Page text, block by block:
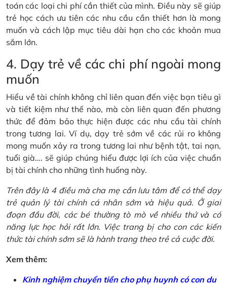
toán các loại chi phí cần thiết của mình. Điều này sẽ giúp
trẻ học cách ưu tiên các nhu cầu cần thiết hơn là mong
muốn và cách lập mục tiêu dài hạn cho các khoản mua
sắm lớn.
4. Dạy trẻ về các chi phí ngoài mong
muốn
Hiểu về tài chính không chỉ liên quan đến việc bạn tiêu gì
và tiết kiệm như thế nào, mà còn liên quan đến phương
thức để đảm bảo thực hiện được các nhu cầu tài chính
trong tương lai. Ví dụ, dạy trẻ sớm về các rủi ro không
mong muốn xảy ra trong tương lai như bệnh tật, tai nạn,
tuổi già…. sẽ giúp chúng hiểu được lợi ích của việc chuẩn
bị tài chính cho những tình huống này.
Trên đây là 4 điều mà cha mẹ cần lưu tâm để có thể dạy
trẻ quản lý tài chính cá nhân sớm và hiệu quả. Ở giai
đoạn đầu đời, các bé thường tò mò về nhiều thứ và có
năng lực học hỏi rất lớn. Việc trang bị cho con các kiến
thức tài chính sớm sẽ là hành trang theo trẻ cả cuộc đời.
Xem thêm:
Kinh nghiệm chuyển tiền cho phụ huynh có con du